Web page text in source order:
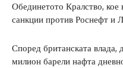
Обединетото Кралство, кое
санкции против Роснефт и
Според британската влада,
милион барели нафта